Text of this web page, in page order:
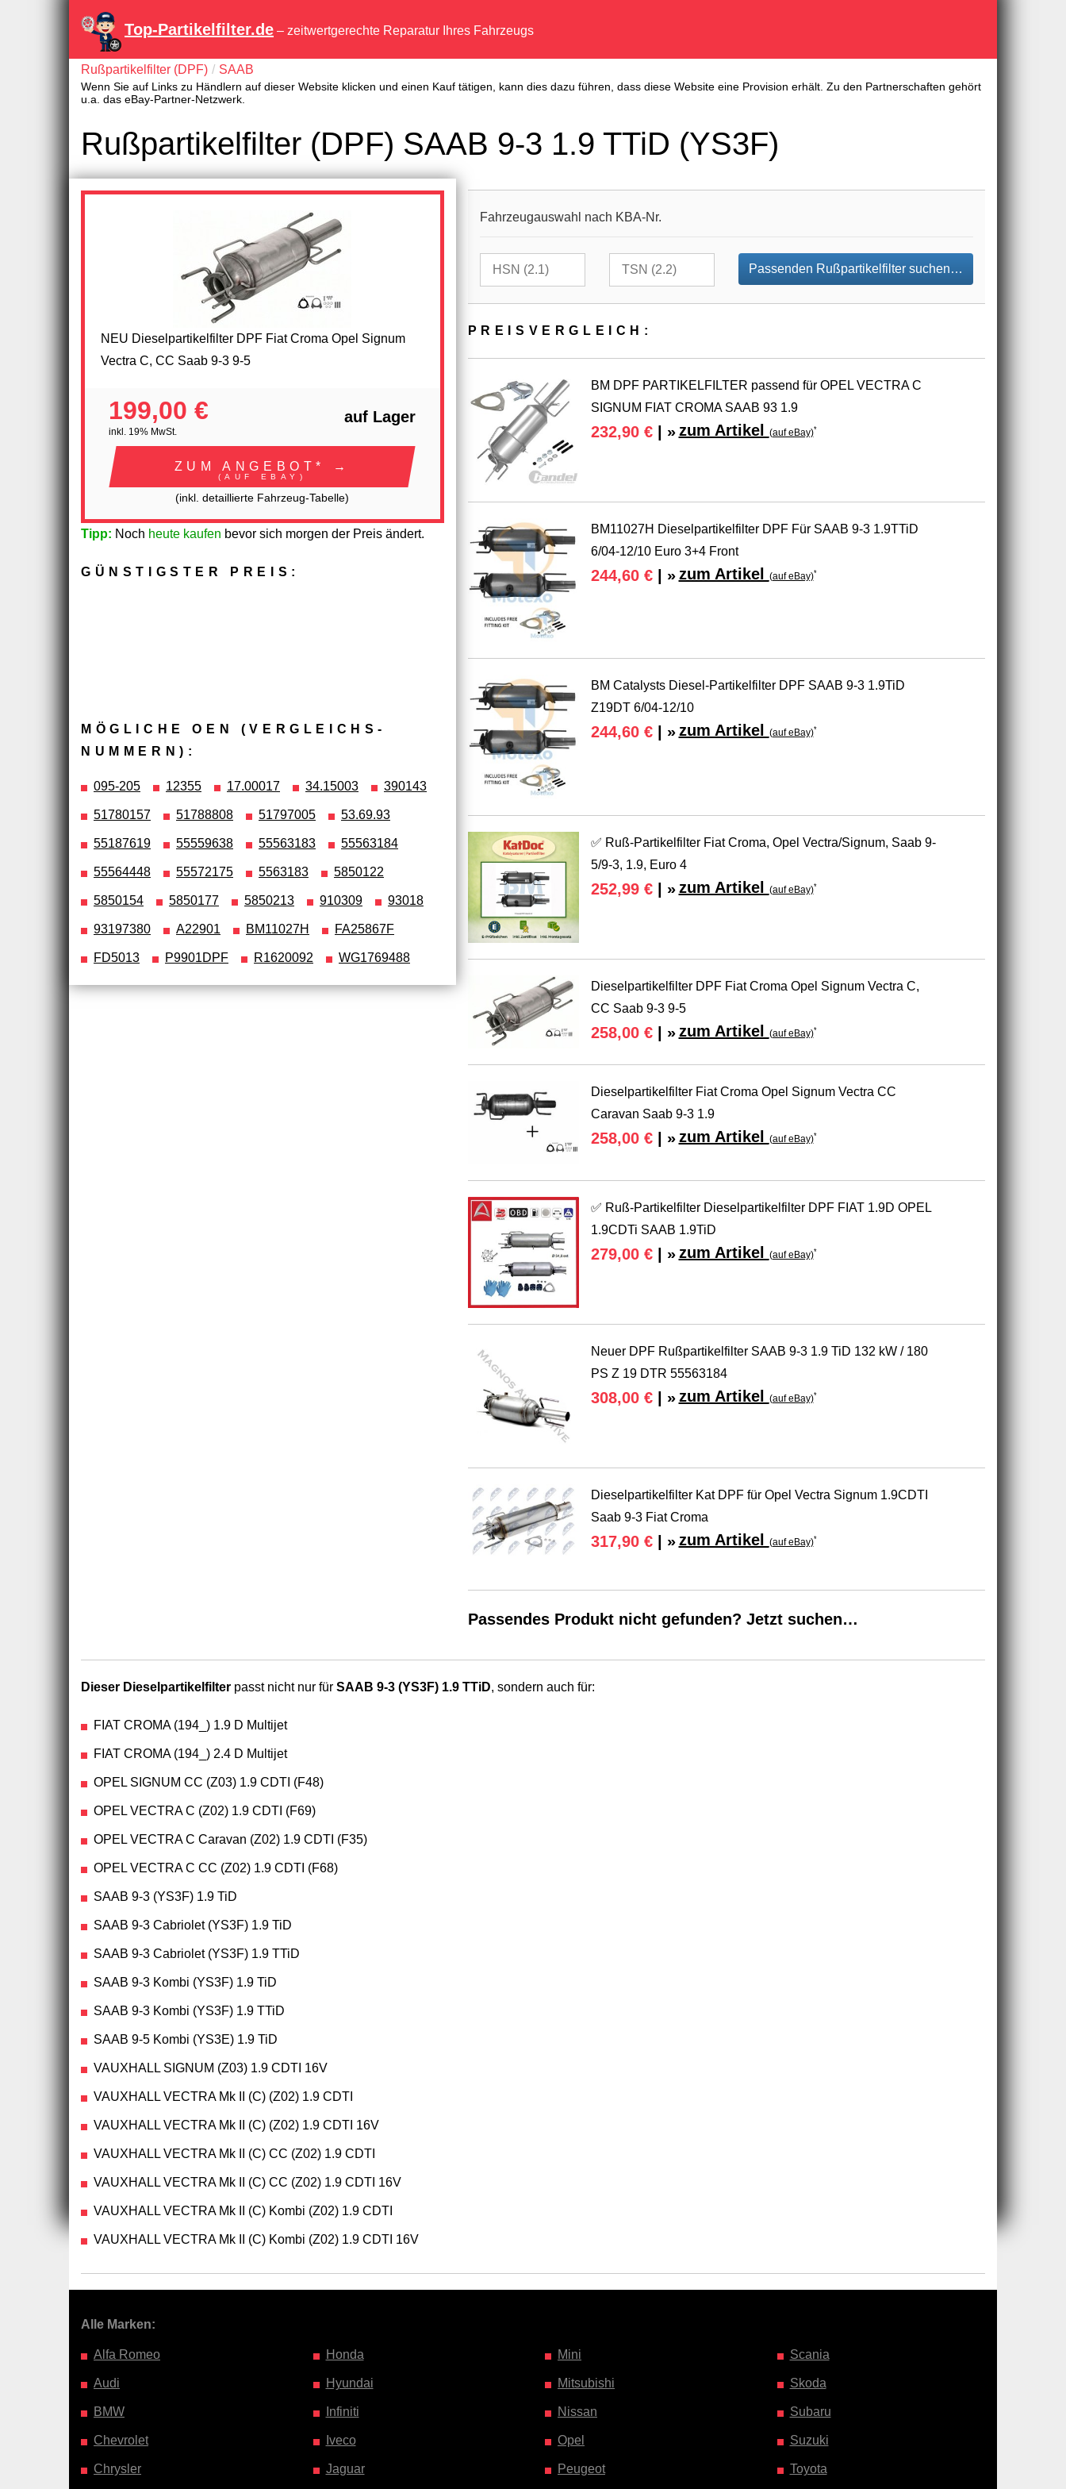
Top-Partikelfilter.de – zeitwertgerechte Reparatur Ihres Fahrzeugs
Rußpartikelfilter (DPF) SAAB
Wenn Sie auf Links zu Händlern auf dieser Website klicken und einen Kauf tätigen, kann dies dazu führen, dass diese Website eine Provision erhält. Zu den Partnerschaften gehört
u.a. das eBay-Partner-Netzwerk.
Rußpartikelfilter (DPF) SAAB 9-3 1.9 TTiD (YS3F)
NEU Dieselpartikelfilter DPF Fiat Croma Opel Signum
Vectra C, CC Saab 9-3 9-5
199,00 €
inkl. 19% MwSt.
auf Lager
ZUM ANGEBOT* →
(AUF EBAY)
(inkl. detaillierte Fahrzeug-Tabelle)
Tipp: Noch heute kaufen bevor sich morgen der Preis ändert.
GÜNSTIGSTER PREIS:
MÖGLICHE OEN (VERGLEICHS­
NUMMERN):
095-205 12355 17.00017 34.15003 390143
51780157 51788808 51797005 53.69.93
55187619 55559638 55563183 55563184
55564448 55572175 5563183 5850122
5850154 5850177 5850213 910309 93018
93197380 A22901 BM11027H FA25867F
FD5013 P9901DPF R1620092 WG1769488
Fahrzeugauswahl nach KBA-Nr.
Passenden Rußpartikelfilter suchen…
PREIS­VER­GLEICH:
BM DPF PARTIKELFILTER passend für OPEL VECTRA C
SIGNUM FIAT CROMA SAAB 93 1.9
232,90 €| » zum Artikel (auf eBay)*
BM11027H Dieselpartikelfilter DPF Für SAAB 9-3 1.9TTiD
6/04-12/10 Euro 3+4 Front
244,60 €| » zum Artikel (auf eBay)*
BM Catalysts Diesel-Partikelfilter DPF SAAB 9-3 1.9TiD
Z19DT 6/04-12/10
244,60 €| » zum Artikel (auf eBay)*
✅ Ruß-Partikelfilter Fiat Croma, Opel Vectra/Signum, Saab 9-
5/9-3, 1.9, Euro 4
252,99 €| » zum Artikel (auf eBay)*
Dieselpartikelfilter DPF Fiat Croma Opel Signum Vectra C,
CC Saab 9-3 9-5
258,00 €| » zum Artikel (auf eBay)*
Dieselpartikelfilter Fiat Croma Opel Signum Vectra CC
Caravan Saab 9-3 1.9
258,00 €| » zum Artikel (auf eBay)*
✅ Ruß-Partikelfilter Dieselpartikelfilter DPF FIAT 1.9D OPEL
1.9CDTi SAAB 1.9TiD
279,00 €| » zum Artikel (auf eBay)*
Neuer DPF Rußpartikelfilter SAAB 9-3 1.9 TiD 132 kW / 180
PS Z 19 DTR 55563184
308,00 €| » zum Artikel (auf eBay)*
Dieselpartikelfilter Kat DPF für Opel Vectra Signum 1.9CDTI
Saab 9-3 Fiat Croma
317,90 €| » zum Artikel (auf eBay)*
Passendes Produkt nicht gefunden? Jetzt suchen…
Dieser Dieselpartikelfilter passt nicht nur für SAAB 9-3 (YS3F) 1.9 TTiD, sondern auch für:
FIAT CROMA (194_) 1.9 D Multijet
FIAT CROMA (194_) 2.4 D Multijet
OPEL SIGNUM CC (Z03) 1.9 CDTI (F48)
OPEL VECTRA C (Z02) 1.9 CDTI (F69)
OPEL VECTRA C Caravan (Z02) 1.9 CDTI (F35)
OPEL VECTRA C CC (Z02) 1.9 CDTI (F68)
SAAB 9-3 (YS3F) 1.9 TiD
SAAB 9-3 Cabriolet (YS3F) 1.9 TiD
SAAB 9-3 Cabriolet (YS3F) 1.9 TTiD
SAAB 9-3 Kombi (YS3F) 1.9 TiD
SAAB 9-3 Kombi (YS3F) 1.9 TTiD
SAAB 9-5 Kombi (YS3E) 1.9 TiD
VAUXHALL SIGNUM (Z03) 1.9 CDTI 16V
VAUXHALL VECTRA Mk II (C) (Z02) 1.9 CDTI
VAUXHALL VECTRA Mk II (C) (Z02) 1.9 CDTI 16V
VAUXHALL VECTRA Mk II (C) CC (Z02) 1.9 CDTI
VAUXHALL VECTRA Mk II (C) CC (Z02) 1.9 CDTI 16V
VAUXHALL VECTRA Mk II (C) Kombi (Z02) 1.9 CDTI
VAUXHALL VECTRA Mk II (C) Kombi (Z02) 1.9 CDTI 16V
Alle Marken:
Alfa Romeo
Audi
BMW
Chevrolet
Chrysler
Honda
Hyundai
Infiniti
Iveco
Jaguar
Mini
Mitsubishi
Nissan
Opel
Peugeot
Scania
Skoda
Subaru
Suzuki
Toyota